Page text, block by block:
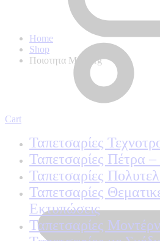
Home
Shop
Ποιοτητα Marburg
Cart
Ταπετσαρίες
Ταπετσαρίες Πέτρα
Ταπετσαρίες
Ταπετσαρίες
Εκτυπώσεις
Ταπετσαρίες